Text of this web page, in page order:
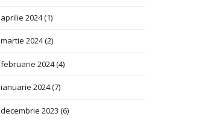
27
AOPD susținea afacerile cu impact
martie 2024 (2)
februarie 2024
ianuarie 2024(7)
decembrie 2023(6)
noiembrie 2023(6)